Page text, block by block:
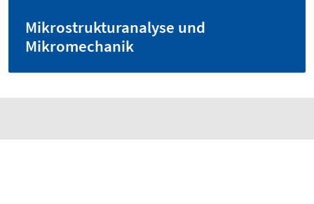
Mikrostrukturanalyse und
Mikromechanik